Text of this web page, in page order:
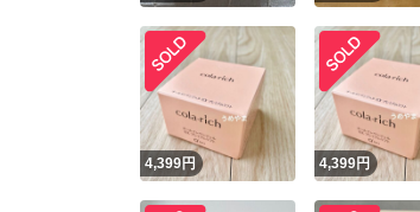
4,399円 4,399円